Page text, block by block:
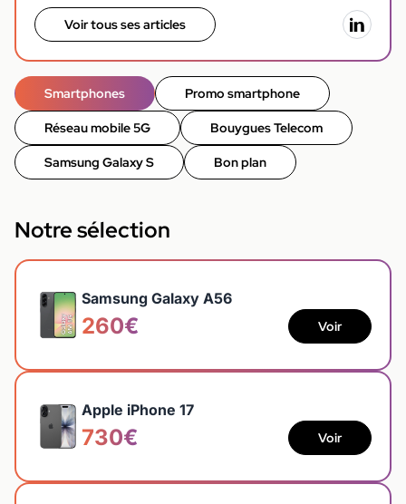
Voir tous ses articles
Smartphones Promo smartphone
Réseau mobile 5G Bouygues Telecom
Samsung Galaxy S Bon plan
Notre sélection
Samsung Galaxy A56
260€ Voir
Apple iPhone 17
730€ Voir